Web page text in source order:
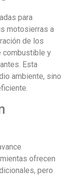
para
motosierras a
de los
combustible y
Esta
ambiente, sino
ofrecen
pero